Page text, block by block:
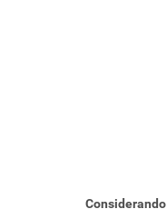
Considerando